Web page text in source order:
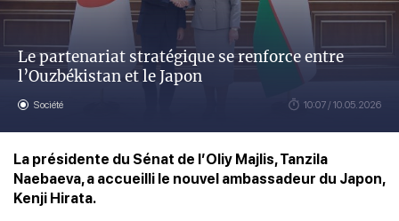
Le partenariat stratégique se renforce entre
l’Ouzbékistan et le Japon
Société 10:07 / 10.05.2026
La présidente du Sénat de l’Oliy Majlis, Tanzila
Naebaeva, a accueilli le nouvel ambassadeur du Japon,
Kenji Hirata.